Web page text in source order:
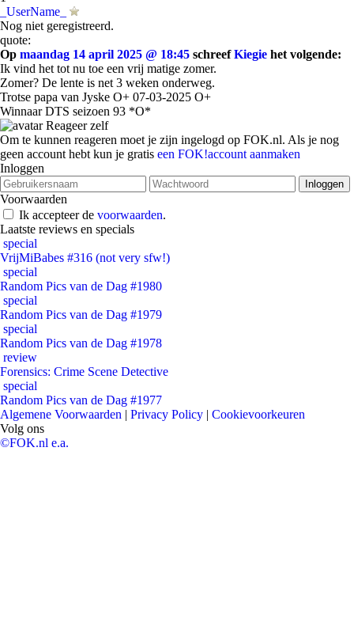
_UserName_
Nog niet geregistreerd.
quote:
Op maandag 14 april 2025 @ 18:45 schreefKiegie het volgende:
Ik vind het tot nu toe een vrij matige zomer.
Zomer? De lente is net 3 weken onderweg.
Trotse papa van Jyske O+ 07-03-2025 O+
Winnaar DTS seizoen 93 *O*
Reageer zelf
Om te kunnen reageren moet je zijn ingelogd op FOK.nl. Als je nog
geen account hebt kun je gratis een FOK!account aanmaken
Inloggen
Voorwaarden
Ik accepteer de voorwaarden.
Laatste reviews en specials
special
VrijMiBabes #316 (not very sfw!)
special
Random Pics van de Dag #1980
special
Random Pics van de Dag #1979
special
Random Pics van de Dag #1978
review
Forensics: Crime Scene Detective
special
Random Pics van de Dag #1977
Algemene Voorwaarden | Privacy Policy | Cookievoorkeuren
Volg ons
©FOK.nl e.a.